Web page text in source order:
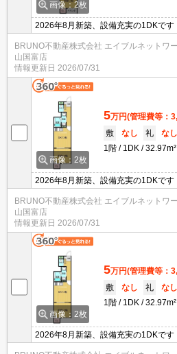
画像：2枚
2026年8月新築、設備充実の1DKです
BRUNO不動産株式会社 エイブルネットワ
山国富店
情報更新日 2026/07/31
画像：2枚
5万円(管理費等：
敷
なし 礼
なし
1階
1DK 32.97m²
2026年8月新築、設備充実の1DKです
BRUNO不動産株式会社 エイブルネットワ
山国富店
情報更新日 2026/07/31
画像：2枚
5万円(管理費等：
敷
なし 礼
なし
1階
1DK 32.97m²
2026年8月新築、設備充実の1DKです